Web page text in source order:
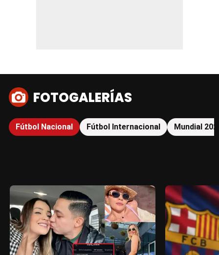
FOTOGALERÍAS
Fútbol Nacional Fútbol Internacional Mundial